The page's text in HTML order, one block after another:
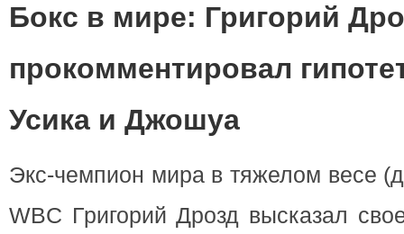
Бокс в мире: Григорий
прокомментировал
Усика и Джошуа
Экс-чемпион мира в тяжелом весе
WBC Григорий Дрозд высказал